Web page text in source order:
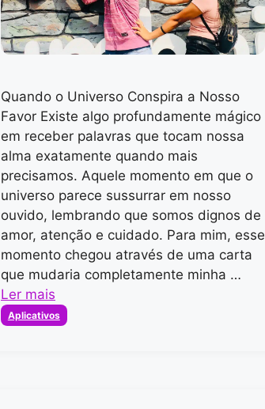
Quando o Universo Conspira a Nosso
Favor Existe algo profundamente mágico
em receber palavras que tocam nossa
alma exatamente quando mais
precisamos. Aquele momento em que o
universo parece sussurrar em nosso
ouvido, lembrando que somos dignos de
amor, atenção e cuidado. Para mim, esse
momento chegou através de uma carta
que mudaria completamente minha …
Ler mais
Categorias
Aplicativos